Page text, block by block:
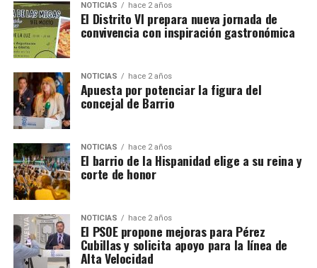
NOTICIAS hace 2 años
El Distrito VI prepara nueva jornada de
convivencia con inspiración gastronómica
NOTICIAS hace 2 años
Apuesta por potenciar la figura del
concejal de Barrio
NOTICIAS hace 2 años
El barrio de la Hispanidad elige a su reina y
corte de honor
NOTICIAS hace 2 años
El PSOE propone mejoras para Pérez
Cubillas y solicita apoyo para la línea de
Alta Velocidad